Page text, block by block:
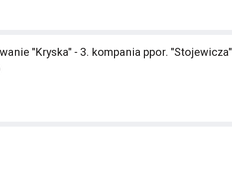
"Kryska" - 3. kompania ppor. "Stojewicza"